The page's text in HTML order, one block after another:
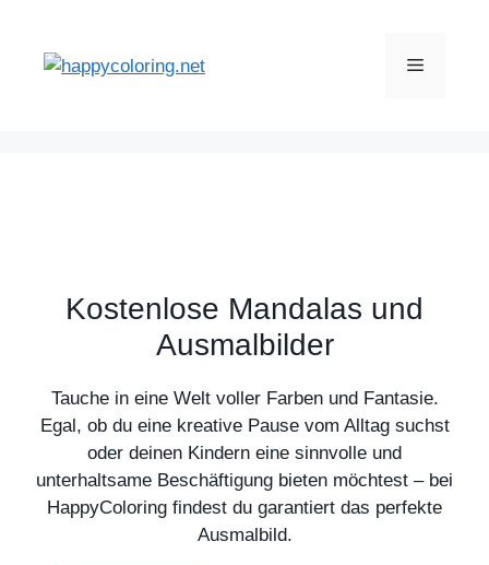
springen
Menü
Kostenlose Mandalas und
Ausmalbilder
Tauche in eine Welt voller Farben und Fantasie.
Egal, ob du eine kreative Pause vom Alltag suchst
oder deinen Kindern eine sinnvolle und
unterhaltsame Beschäftigung bieten möchtest – bei
HappyColoring findest du garantiert das perfekte
Ausmalbild.